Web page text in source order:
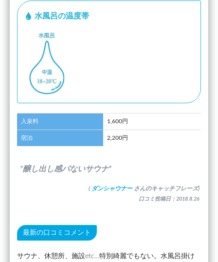
水風呂の温度帯
入泉料 1,600円
宿泊 2,200円
”醸し出し感パないサウナ”
( ダンシャウナー さんのキャッチフレーズ)
口コミ投稿日：2018.8.26
最新の口コミコメント
サウナ、休憩所、施設etc…特別綺麗でもない。水風呂掛け